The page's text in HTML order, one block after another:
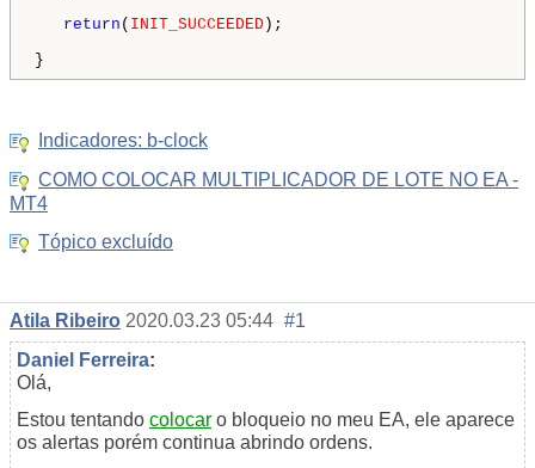
return ( INIT_SUCCEEDED );
}
Indicadores: b-clock
COMO COLOCAR MULTIPLICADOR DE LOTE NO EA -
MT4
Tópico excluído
Atila Ribeiro 2020.03.23 05:44 #1
Daniel Ferreira:
Olá,
Estou tentando colocar o bloqueio no meu EA, ele aparece
os alertas porém continua abrindo ordens.